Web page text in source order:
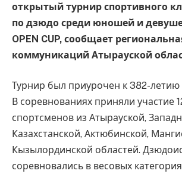
открытый турнир спортивного
по дзюдо среди юношей и
OPEN CUP, сообщает
коммуникаций Атырауской
Турнир был приурочен к 382-летию
В соревнованиях приняли участие
спортсменов из Атырауской,
Казахстанской, Актюбинской,
Кызылординской областей.
соревновались в весовых